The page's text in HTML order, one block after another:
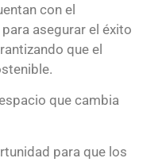
con el
asegurar el éxito
que el
que cambia
para que los